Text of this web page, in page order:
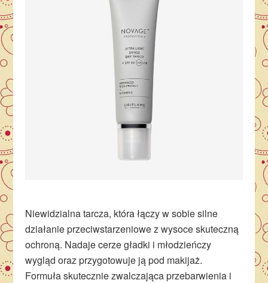
Niewidzialna tarcza, która łączy w sobie silne
działanie przeciwstarzeniowe z wysoce skuteczną
ochroną. Nadaje cerze gładki i młodzieńczy
wygląd oraz przygotowuje ją pod makijaż.
Formuła skutecznie zwalczająca przebarwienia i